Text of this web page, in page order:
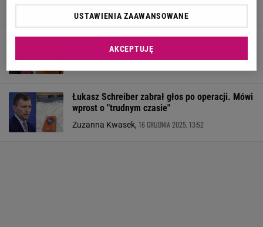
Ukochana Schreibera przekazała nowe wieści o
mężu. Dodała kadr ze szpitala
Łukasz Schreiber zabrał głos po operacji. Mówi
wprost o "trudnym czasie"
Zuzanna Kwasek, 16 GRUDNIA 2025, 13:52
USTAWIENIA ZAAWANSOWANE
AKCEPTUJĘ